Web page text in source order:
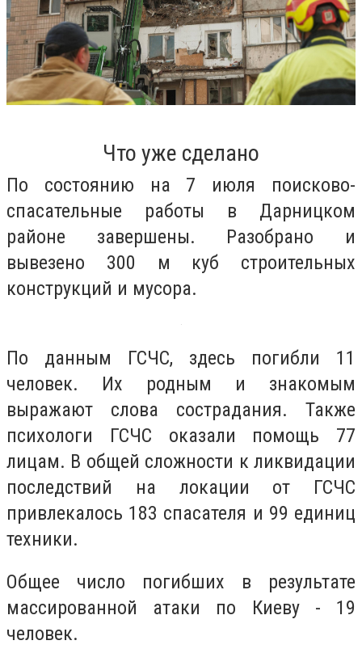
Что уже сделано
По состоянию на 7 июля поисково-
спасательные работы в Дарницком
районе завершены. Разобрано и
вывезено 300 м куб строительных
конструкций и мусора.
По данным ГСЧС, здесь погибли 11
человек. Их родным и знакомым
выражают слова сострадания. Также
психологи ГСЧС оказали помощь 77
лицам. В общей сложности к ликвидации
последствий на локации от ГСЧС
привлекалось 183 спасателя и 99 единиц
техники.
Общее число погибших в результате
массированной атаки по Киеву - 19
человек.